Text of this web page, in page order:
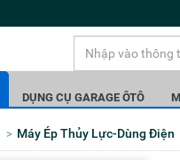
DỤNG CỤ GARAGE ÔTÔ
Máy Ép Thủy Lực-Dùng Điện